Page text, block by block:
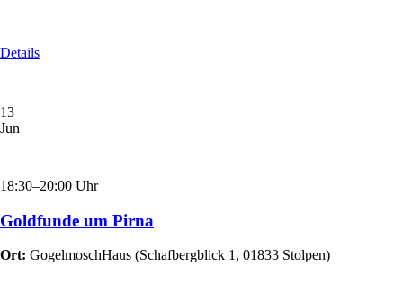
Details
13
Jun
18:30–20:00 Uhr
Goldfunde um Pirna
Ort: GogelmoschHaus (Schafbergblick 1, 01833 Stolpen)